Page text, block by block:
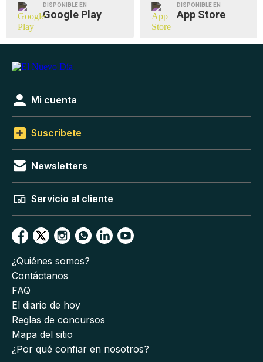
DISPONIBLE EN
Google Play
DISPONIBLE EN
App Store
Mi cuenta
Suscríbete
Newsletters
Servicio al cliente
¿Quiénes somos?
Contáctanos
FAQ
El diario de hoy
Reglas de concursos
Mapa del sitio
¿Por qué confiar en nosotros?